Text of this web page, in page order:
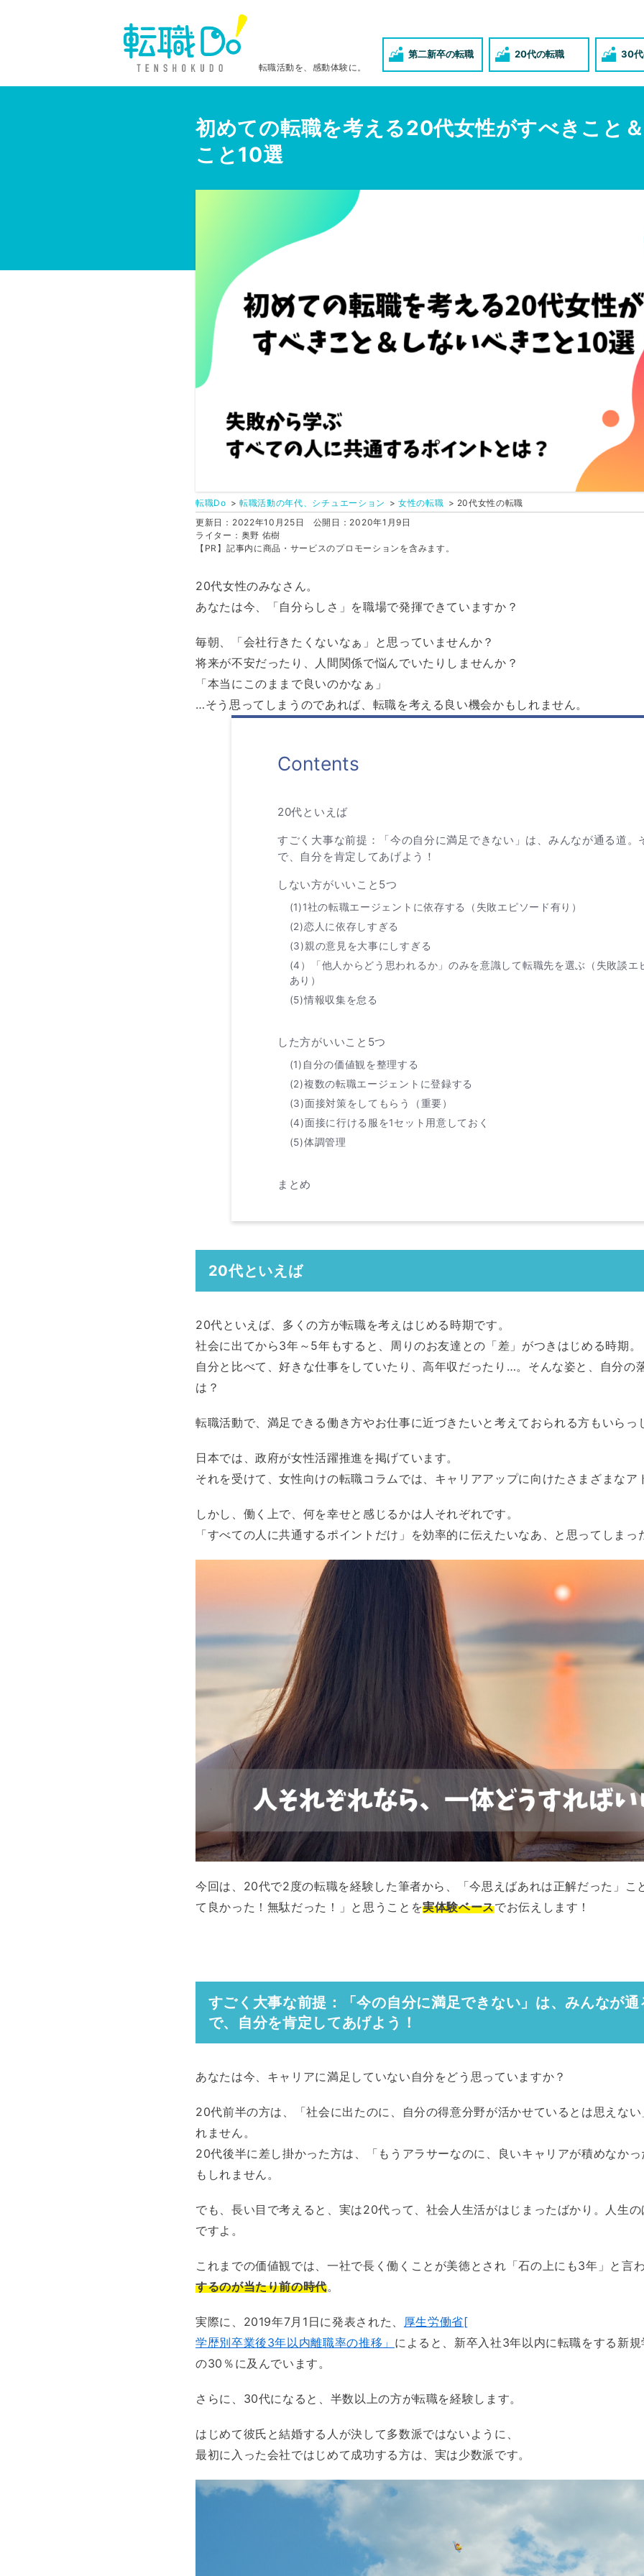
転職活動を、感動体験に。
第二新卒の転職 20代の転職 30代
初めての転職を考える20代女性がすべきこと
こと10選
転職Do 転職活動の年代、シチュエーション 女性の転職
20代女性の転職
更新日：2022年10月25日
公開日：2020年1月9日
ライター：奥野 佑樹
【PR】記事内に商品・サービスのプロモーションを含みます。
20代女性のみなさん。
あなたは今、「自分らしさ」を職場で発揮できていますか？
毎朝、「会社行きたくないなぁ」と思っていませんか？
将来が不安だったり、人間関係で悩んでいたりしませんか？
「本当にこのままで良いのかなぁ」
…そう思ってしまうのであれば、転職を考える良い機会かもしれません。
Contents
20代といえば
すごく大事な前提：「今の自分に満足できない」は、みんなが通る道。
で、自分を肯定してあげよう！
しない方がいいこと5つ
(1)1社の転職エージェントに依存する（失敗エピソード有り）
(2)恋人に依存しすぎる
(3)親の意見を大事にしすぎる
(4）「他人からどう思われるか」のみを意識して転職先を選ぶ（失敗談エ
あり）
(5)情報収集を怠る
した方がいいこと5つ
(1)自分の価値観を整理する
(2)複数の転職エージェントに登録する
(3)面接対策をしてもらう（重要）
(4)面接に行ける服を1セット用意しておく
(5)体調管理
まとめ
20代といえば
20代といえば、多くの方が転職を考えはじめる時期です。
社会に出てから3年～5年もすると、周りのお友達との「差」がつきはじめる時期。
自分と比べて、好きな仕事をしていたり、高年収だったり…。そんな姿と、自分の
は？
転職活動で、満足できる働き方やお仕事に近づきたいと考えておられる方もいらっ
日本では、政府が女性活躍推進を掲げています。
それを受けて、女性向けの転職コラムでは、キャリアアップに向けたさまざまなア
しかし、働く上で、何を幸せと感じるかは人それぞれです。
「すべての人に共通するポイントだけ」を効率的に伝えたいなあ、と思ってしまっ
今回は、20代で2度の転職を経験した筆者から、「今思えばあれは正解だった」こ
て良かった！無駄だった！」と思うことを実体験ベースでお伝えします！
すごく大事な前提：「今の自分に満足できない」は、みんなが通
で、自分を肯定してあげよう！
あなたは今、キャリアに満足していない自分をどう思っていますか？
20代前半の方は、「社会に出たのに、自分の得意分野が活かせているとは思えな
れません。
20代後半に差し掛かった方は、「もうアラサーなのに、良いキャリアが積めなか
もしれません。
でも、長い目で考えると、実は20代って、社会人生活がはじまったばかり。人生
ですよ。
これまでの価値観では、一社で長く働くことが美徳とされ「石の上にも3年」と言
するのが当たり前の時代。
実際に、2019年7月1日に発表された、
厚生労働省[
学歴別卒業後3年以内離職率の推移」 によると、新卒入社3年以内に転職をする新
の30％に及んでいます。
さらに、30代になると、半数以上の方が転職を経験します。
はじめて彼氏と結婚する人が決して多数派ではないように、
最初に入った会社ではじめて成功する方は、実は少数派です。